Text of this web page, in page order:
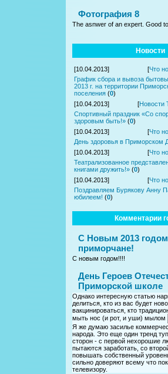
Фотография 8
The asnwer of an expert. Good
Новости
[10.04.2013] [Что
График сбора и вывоза
2013 г. на территории
поселения (0)
[10.04.2013]
[Новости
Спортивный праздник «Со
здоровым быть!» (0)
[10.04.2013]
[Что
День здоровья в Приморском
[10.04.2013]
[Что
Театрализованное
книгами дружить!» (0)
[10.04.2013]
[Что
Поздравляем Бурякову Анну
юбилеем! (0)
Комментарии
С Новым 2013
приморчане!
С новым годом!!!!
День Героев
Приморской школе
Однако интересную статью
делиться, кто из вас будет
вакцинироваться, кто
мыть нос (и рот, и уши) мылом
Я же думаю засилье
народа. Это еще один тренд
сторон - с первой нехорошие
пытаются заработать, со
повышать собственный
сильно доверяют всему что
телевизору.